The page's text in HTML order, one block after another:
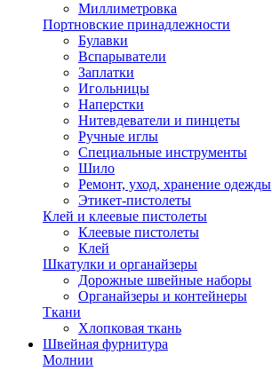
Миллиметровка
Портновские принадлежности
Булавки
Вспарыватели
Заплатки
Игольницы
Наперстки
Нитевдеватели и пинцеты
Ручные иглы
Специальные инструменты
Шило
Ремонт, уход, хранение одежды
Этикет-пистолеты
Клей и клеевые пистолеты
Клеевые пистолеты
Клей
Шкатулки и органайзеры
Дорожные швейные наборы
Органайзеры и контейнеры
Ткани
Хлопковая ткань
Швейная фурнитура
Молнии